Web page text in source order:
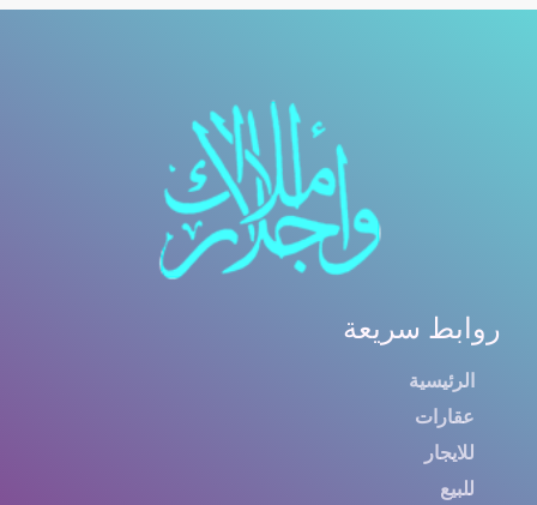
روابط سريعة
الرئيسية
عقارات
للايجار
للبيع